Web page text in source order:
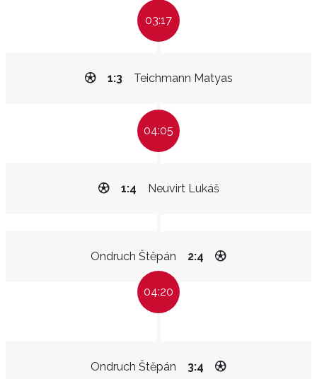
03:17
Teichmann Matyas
1:3
04:05
Neuvirt Lukáš
1:4
Ondruch Štěpán 2:4
04:20
Ondruch Štěpán 3:4